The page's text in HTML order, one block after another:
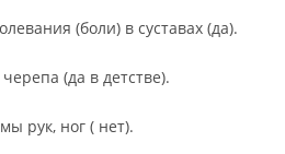
(боли) в суставах (да).
(да в детстве).
рук, ног ( нет).